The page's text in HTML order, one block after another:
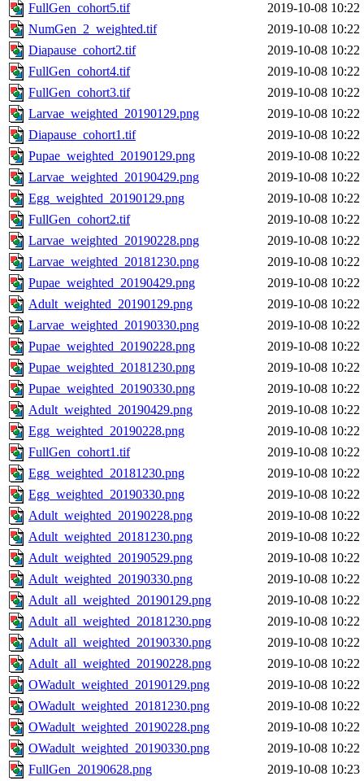
FullGen_cohort5.tif
2019-10-08 10:22
NumGen_2_weighted.tif
2019-10-08 10:22
Diapause_cohort2.tif
2019-10-08 10:22
FullGen_cohort4.tif
2019-10-08 10:22
FullGen_cohort3.tif
2019-10-08 10:22
Larvae_weighted_20190129.png
2019-10-08 10:22
Diapause_cohort1.tif
2019-10-08 10:22
Pupae_weighted_20190129.png
2019-10-08 10:22
Larvae_weighted_20190429.png
2019-10-08 10:22
Egg_weighted_20190129.png
2019-10-08 10:22
FullGen_cohort2.tif
2019-10-08 10:22
Larvae_weighted_20190228.png
2019-10-08 10:22
Larvae_weighted_20181230.png
2019-10-08 10:22
Pupae_weighted_20190429.png
2019-10-08 10:22
Adult_weighted_20190129.png
2019-10-08 10:22
Larvae_weighted_20190330.png
2019-10-08 10:22
Pupae_weighted_20190228.png
2019-10-08 10:22
Pupae_weighted_20181230.png
2019-10-08 10:22
Pupae_weighted_20190330.png
2019-10-08 10:22
Adult_weighted_20190429.png
2019-10-08 10:22
Egg_weighted_20190228.png
2019-10-08 10:22
FullGen_cohort1.tif
2019-10-08 10:22
Egg_weighted_20181230.png
2019-10-08 10:22
Egg_weighted_20190330.png
2019-10-08 10:22
Adult_weighted_20190228.png
2019-10-08 10:22
Adult_weighted_20181230.png
2019-10-08 10:22
Adult_weighted_20190529.png
2019-10-08 10:22
Adult_weighted_20190330.png
2019-10-08 10:22
Adult_all_weighted_20190129.png
2019-10-08 10:22
Adult_all_weighted_20181230.png
2019-10-08 10:22
Adult_all_weighted_20190330.png
2019-10-08 10:22
Adult_all_weighted_20190228.png
2019-10-08 10:22
OWadult_weighted_20190129.png
2019-10-08 10:22
OWadult_weighted_20181230.png
2019-10-08 10:22
OWadult_weighted_20190228.png
2019-10-08 10:22
OWadult_weighted_20190330.png
2019-10-08 10:22
FullGen_20190628.png
2019-10-08 10:23